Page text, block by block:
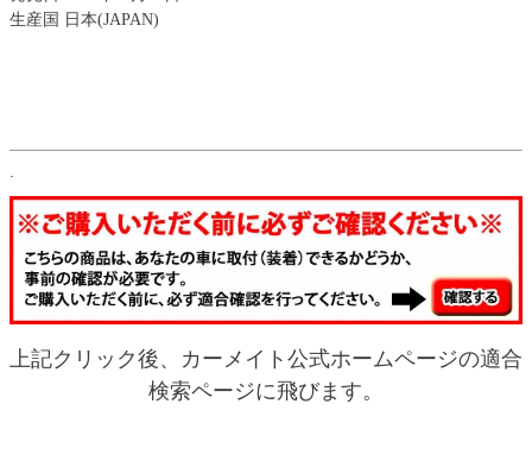
生産国 日本(JAPAN)
.
上記クリック後、カーメイト公式ホームページの適合
検索ページに飛びます。